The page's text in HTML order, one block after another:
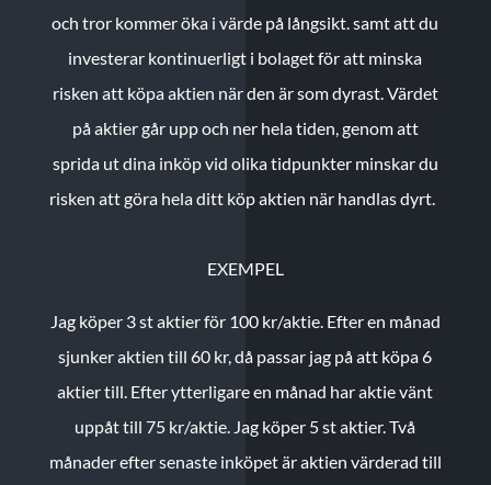
och tror kommer öka i värde på långsikt. samt att du
investerar kontinuerligt i bolaget för att minska
risken att köpa aktien när den är som dyrast. Värdet
på aktier går upp och ner hela tiden, genom att
sprida ut dina inköp vid olika tidpunkter minskar du
risken att göra hela ditt köp aktien när handlas dyrt.
EXEMPEL
Jag köper 3 st aktier för 100 kr/aktie. Efter en månad
sjunker aktien till 60 kr, då passar jag på att köpa 6
aktier till. Efter ytterligare en månad har aktie vänt
uppåt till 75 kr/aktie. Jag köper 5 st aktier.Två
månader efter senaste inköpet är aktien värderad till